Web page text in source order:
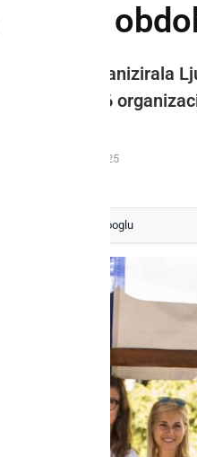
ki jo je organizirala
16
2020 ob 15:25
prednostni vir na Googlu